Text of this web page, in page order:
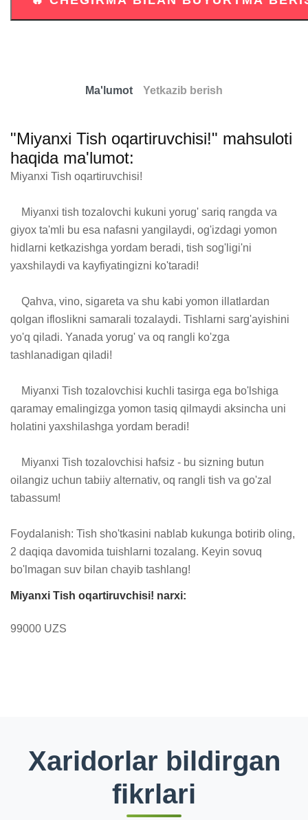
Ma'lumot Yetkazib berish
"Miyanxi Tish oqartiruvchisi!" mahsuloti
haqida ma'lumot:
Miyanxi Tish oqartiruvchisi!
giyox ta'mli bu esa nafasni yangilaydi, og'izdagi yomon
hidlarni ketkazishga yordam beradi, tish sog'ligi'ni
yaxshilaydi va kayfiyatingizni ko'taradi!
qolgan ifloslikni samarali tozalaydi. Tishlarni sarg'ayishini
yo'q qiladi. Yanada yorug' va oq rangli ko'zga
tashlanadigan qiladi!
qaramay emalingizga yomon tasiq qilmaydi aksincha uni
holatini yaxshilashga yordam beradi!
oilangiz uchun tabiiy alternativ, oq rangli tish va go'zal
tabassum!
Foydalanish: Tish sho'tkasini nablab kukunga botirib oling,
2 daqiqa davomida tuishlarni tozalang. Keyin sovuq
bo'lmagan suv bilan chayib tashlang!
Miyanxi Tish oqartiruvchisi! narxi:
99000 UZS
Xaridorlar bildirgan
fikrlari